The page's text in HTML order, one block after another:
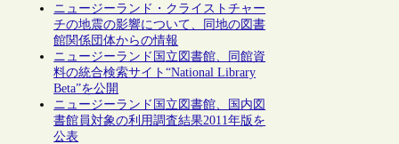
ニュージーランド・クライストチャー
チの地震の影響について、同地の図書
館関係団体からの情報
ニュージーランド国立図書館、同館資
料の統合検索サイト“National Library
Beta”を公開
ニュージーランド国立図書館、国内図
書館員対象の利用調査結果2011年版を
公表